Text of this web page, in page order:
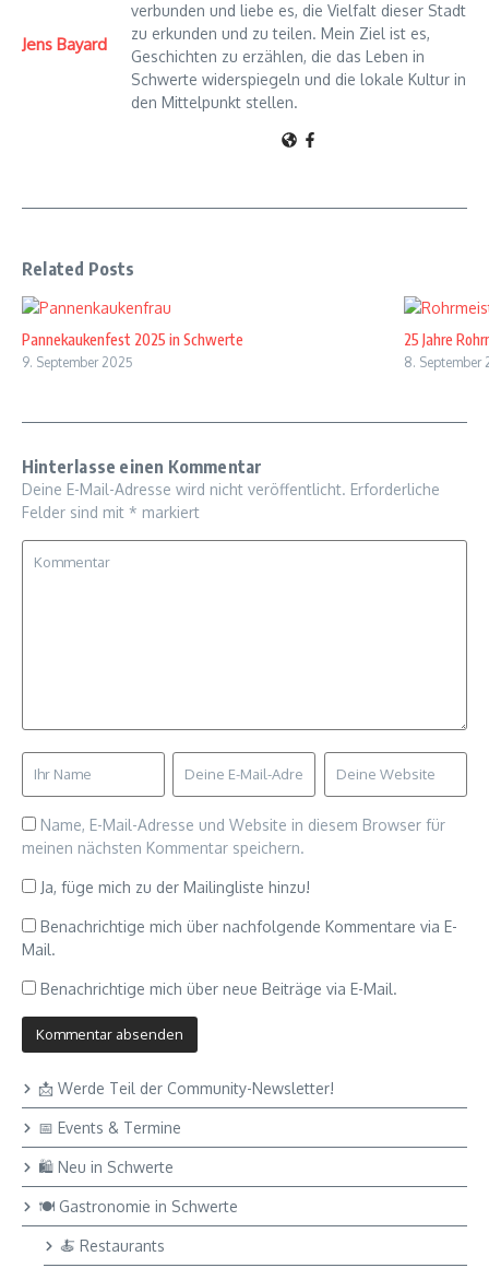
Jens Bayard
verbunden und liebe es, die Vielfalt dieser Stadt
zu erkunden und zu teilen. Mein Ziel ist es,
Geschichten zu erzählen, die das Leben in
Schwerte widerspiegeln und die lokale Kultur in
den Mittelpunkt stellen.
Related Posts
Pannekaukenfest 2025 in Schwerte
9. September 2025
25 Jahre
8. September
Hinterlasse einen Kommentar
Deine E-Mail-Adresse wird nicht veröffentlicht. Erforderliche
Felder sind mit * markiert
Name, E-Mail-Adresse und Website in diesem Browser für
meinen nächsten Kommentar speichern.
Ja, füge mich zu der Mailingliste hinzu!
Benachrichtige mich über nachfolgende Kommentare via E-
Mail.
Benachrichtige mich über neue Beiträge via E-Mail.
📩 Werde Teil der Community-Newsletter!
📅 Events & Termine
🛍 Neu in Schwerte
🍽 Gastronomie in Schwerte
🍝 Restaurants